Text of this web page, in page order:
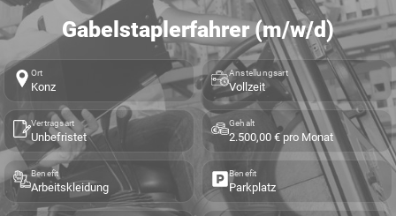
Gabelstaplerfahrer (m/w/d)
Ort
Konz
Anstellungsart
Vollzeit
Vertragsart
Unbefristet
Gehalt
2.500,00 € pro Monat
Benefit
Arbeitskleidung
Benefit
Parkplatz